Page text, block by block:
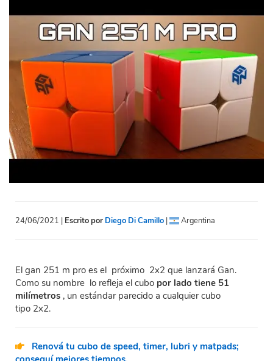
24/06/2021 | Escrito por Diego Di Camillo | Argentina
El gan 251 m pro es el próximo 2x2 que lanzará Gan.
Como su nombre lo refleja el cubo por lado tiene 51
milímetros , un estándar parecido a cualquier cubo
tipo 2x2.
Renová tu cubo de speed, timer, lubri y matpads;